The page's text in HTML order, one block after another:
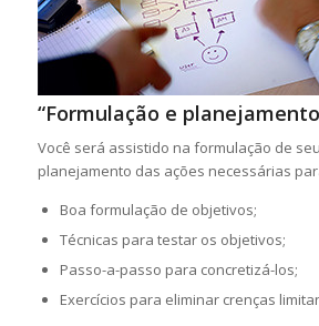
“Formulação e
Você será assistido na formulação de
planejamento das ações necessárias
Boa formulação de objetivos;
Técnicas para testar os objetivos;
Passo-a-passo para concretizá-los;
Exercícios para eliminar crenças